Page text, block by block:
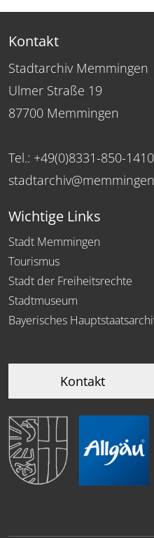
Kontakt
Stadtarchiv Memmingen
Ulmer Straße 19
87700 Memmingen
Tel.: +49(0)8331-850-1410
Wichtige Links
Stadt Memmingen
Tourismus
Stadt der Freiheitsrechte
Stadtmuseum
Bayerisches
Kontakt